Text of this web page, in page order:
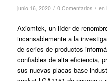
junio 16, 2020 / 0 Comentarios / en
Axiomtek, un líder de
incansablemente a la
de series de productos
confiables de alta eficiencia,
sus nuevas placas base